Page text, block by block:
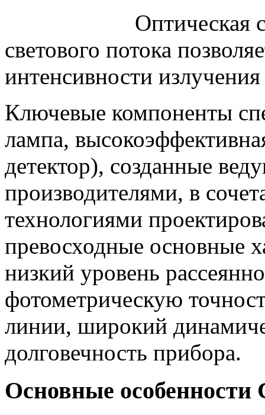
Оптическая
светового потока
интенсивности
Ключевые компоненты
лампа,
детектор), созданные
производителями, в
технологиями
превосходные основные
низкий уровень
фотометрическую
линии, широкий
долговечность прибора.
Основные